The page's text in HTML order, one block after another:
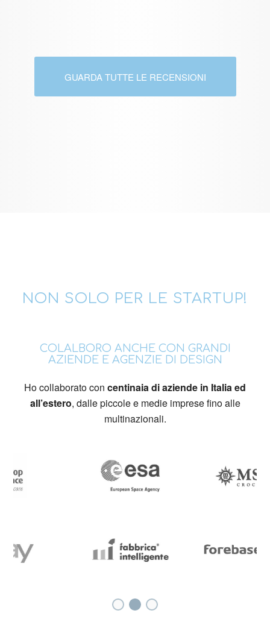
GUARDA TUTTE LE RECENSIONI
NON SOLO PER LE STARTUP!
COLALBORO ANCHE CON GRANDI
AZIENDE E AGENZIE DI DESIGN
Ho collaborato con centinaia di aziende in Italia ed
all’estero, dalle piccole e medie imprese fino alle
multinazionali.